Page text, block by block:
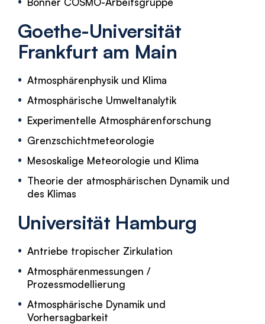
Goethe-Universität
Frankfurt am Main
Atmosphärenphysik und Klima
Atmosphärische Umweltanalytik
Experimentelle Atmosphärenforschung
Grenzschichtmeteorologie
Mesoskalige Meteorologie und Klima
Theorie der atmosphärischen Dynamik und
des Klimas
Universität Hamburg
Antriebe tropischer Zirkulation
Atmosphärenmessungen /
Prozessmodellierung
Atmosphärische Dynamik und
Vorhersagbarkeit